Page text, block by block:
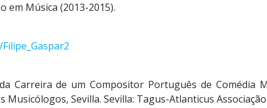
em Música (2013-2015).
Carreira de um Compositor Português de Comédia
Sevilla. Sevilla: Tagus-Atlanticus